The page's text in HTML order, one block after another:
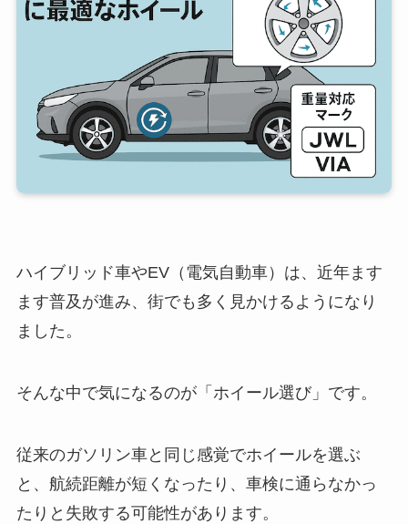
ハイブリッド車やEV（電気自動車）は、近年ます
ます普及が進み、街でも多く見かけるようになり
ました。
そんな中で気になるのが「ホイール選び」です。
従来のガソリン車と同じ感覚でホイールを選ぶ
と、航続距離が短くなったり、車検に通らなかっ
たりと失敗する可能性があります。